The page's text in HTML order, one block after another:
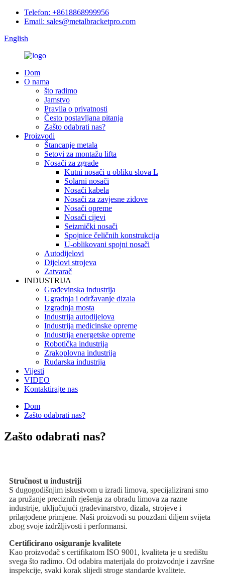
Telefon: +8618868999956
Email: sales@metalbracketpro.com
English
Dom
O nama
što radimo
Jamstvo
Pravila o privatnosti
Često postavljana pitanja
Zašto odabrati nas?
Proizvodi
Štancanje metala
Setovi za montažu lifta
Nosači za zgrade
Kutni nosači u obliku slova L
Solarni nosači
Nosači kabela
Nosači za zavjesne zidove
Nosači opreme
Nosači cijevi
Seizmički nosači
Spojnice čeličnih konstrukcija
U-oblikovani spojni nosači
Autodijelovi
Dijelovi strojeva
Zatvarač
INDUSTRIJA
Građevinska industrija
Ugradnja i održavanje dizala
Izgradnja mosta
Industrija autodijelova
Industrija medicinske opreme
Industrija energetske opreme
Robotička industrija
Zrakoplovna industrija
Rudarska industrija
Vijesti
VIDEO
Kontaktirajte nas
Dom
Zašto odabrati nas?
Zašto odabrati nas?
Stručnost u industriji
S dugogodišnjim iskustvom u izradi limova, specijalizirani smo
za pružanje preciznih rješenja za obradu limova za razne
industrije, uključujući građevinarstvo, dizala, strojeve i
prilagođene primjene. Naši proizvodi su pouzdani diljem svijeta
zbog svoje izdržljivosti i performansi.
Certificirano osiguranje kvalitete
Kao proizvođač s certifikatom ISO 9001, kvaliteta je u središtu
svega što radimo. Od odabira materijala do proizvodnje i završne
inspekcije, svaki korak slijedi stroge standarde kvalitete.